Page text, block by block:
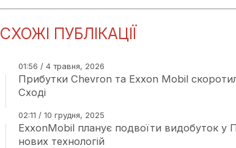
СХОЖІ ПУБЛІКАЦІЇ
01:56 / 4 травня, 2026
Прибутки Chevron та Exxon Mobil
Сході
02:11 / 10 грудня, 2025
ExxonMobil планує подвоїти видобуток у
нових технологій